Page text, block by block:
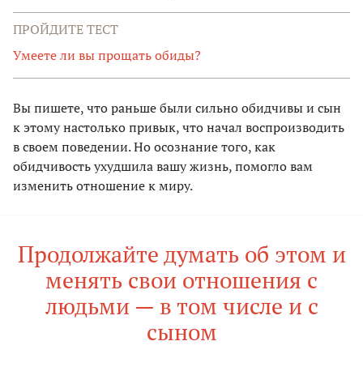
ПРОЙДИТЕ ТЕСТ
Умеете ли вы прощать обиды?
Вы пишете, что раньше были сильно обидчивы и сын
к этому настолько привык, что начал воспроизводить
в своем поведении. Но осознание того, как
обидчивость ухудшила вашу жизнь, помогло вам
изменить отношение к миру.
Продолжайте думать об этом и
менять свои отношения с
людьми — в том числе и с
сыном